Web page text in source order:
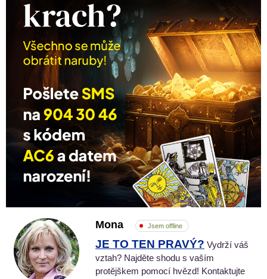
Mona Jsem offline
JE TO TEN PRAVÝ? Vydrží váš
vztah? Najděte shodu s vaším
protějškem pomocí hvězd! Kontaktujte